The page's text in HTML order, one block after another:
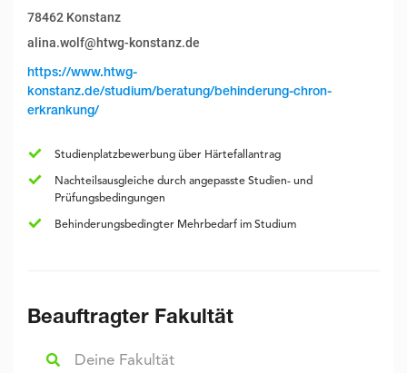
78462 Konstanz
alina.wolf@htwg-konstanz.de
https://www.htwg-
konstanz.de/studium/beratung/behinderung-chron-
erkrankung/
Studienplatzbewerbung über Härtefallantrag
Nachteilsausgleiche durch angepasste Studien- und
Prüfungsbedingungen
Behinderungsbedingter Mehrbedarf im Studium
Beauftragter Fakultät